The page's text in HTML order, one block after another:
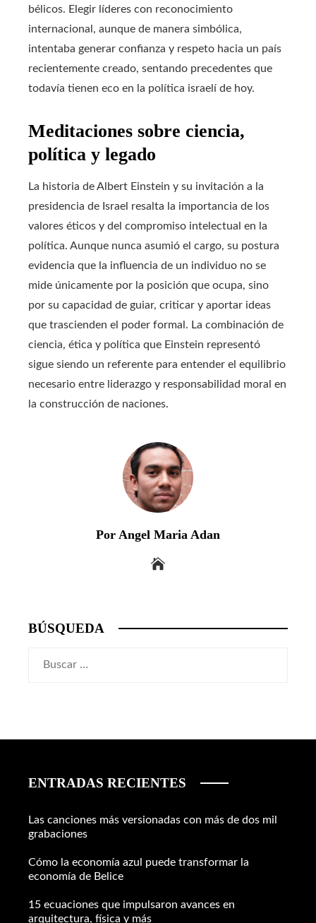
bélicos. Elegir líderes con reconocimiento
internacional, aunque de manera simbólica,
intentaba generar confianza y respeto hacia un país
recientemente creado, sentando precedentes que
todavía tienen eco en la política israelí de hoy.
Meditaciones sobre ciencia,
política y legado
La historia de Albert Einstein y su invitación a la
presidencia de Israel resalta la importancia de los
valores éticos y del compromiso intelectual en la
política. Aunque nunca asumió el cargo, su postura
evidencia que la influencia de un individuo no se
mide únicamente por la posición que ocupa, sino
por su capacidad de guiar, criticar y aportar ideas
que trascienden el poder formal. La combinación de
ciencia, ética y política que Einstein representó
sigue siendo un referente para entender el equilibrio
necesario entre liderazgo y responsabilidad moral en
la construcción de naciones.
Por Angel Maria Adan
BÚSQUEDA
ENTRADAS RECIENTES
Las canciones más versionadas con más de dos mil
grabaciones
Cómo la economía azul puede transformar la
economía de Belice
15 ecuaciones que impulsaron avances en
arquitectura, física y más